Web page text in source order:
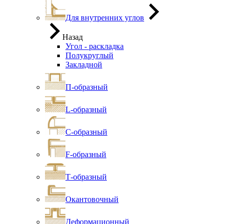
Для внутренних углов
Назад
Угол - раскладка
Полукруглый
Закладной
П-образный
L-образный
С-образный
F-образный
Т-образный
Окантовочный
Деформационный